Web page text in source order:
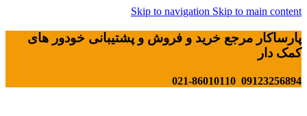
Skip to navigation Skip to main content
پارساکار مرجع خرید و فروش و پشتیبانی خودور های
کمک دار
09123256894 021-86010110